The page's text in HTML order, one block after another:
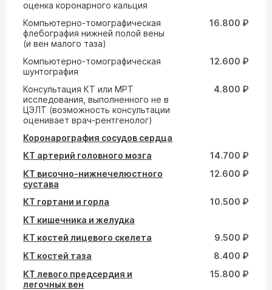
оценка коронарного кальция
Компьютерно-томографическая
флебография нижней полой вены
(и вен малого таза)
16.800 ₽
Компьютерно-томографическая
шунтография
12.600 ₽
Консультация КТ или МРТ
исследования, выполненного не в
ЦЭЛТ (возможность консультации
оценивает врач-рентгенолог)
4.800 ₽
Коронарография сосудов сердца
КТ артерий головного мозга
14.700 ₽
КТ височно-нижнечелюстного
сустава
12.600 ₽
КТ гортани и горла
10.500 ₽
КТ кишечника и желудка
КТ костей лицевого скелета
9.500 ₽
КТ костей таза
8.400 ₽
КТ левого предсердия и
легочных вен
15.800 ₽